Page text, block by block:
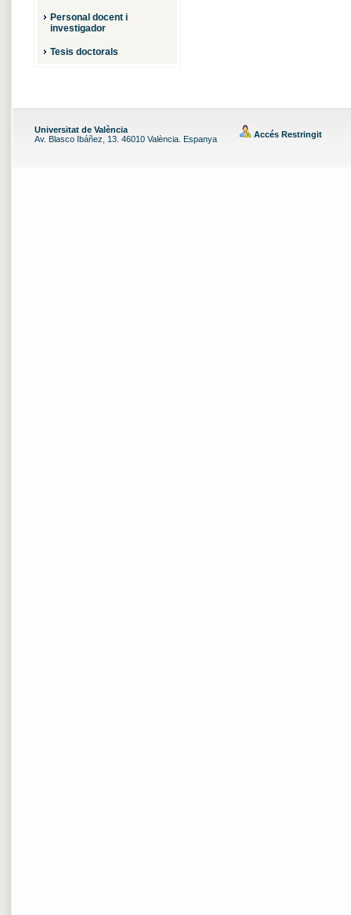
Personal docent i
investigador
Tesis doctorals
Universitat de València
Av. Blasco Ibáñez, 13. 46010 València. Espanya
Accés Restringit